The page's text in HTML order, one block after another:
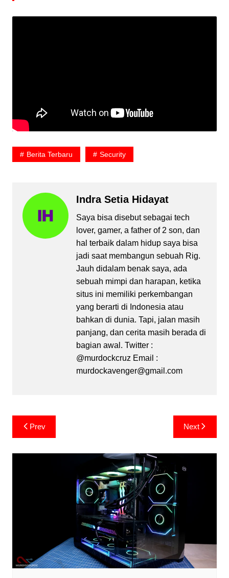
Berita Terbaru Security
Indra Setia Hidayat
Saya bisa disebut sebagai tech
lover, gamer, a father of 2 son, dan
hal terbaik dalam hidup saya bisa
jadi saat membangun sebuah Rig.
Jauh didalam benak saya, ada
sebuah mimpi dan harapan, ketika
situs ini memiliki perkembangan
yang berarti di Indonesia atau
bahkan di dunia. Tapi, jalan masih
panjang, dan cerita masih berada di
bagian awal. Twitter :
@murdockcruz Email :
murdockavenger@gmail.com
Post
navigation
Prev Next